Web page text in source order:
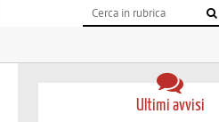
Ultimi avvisi